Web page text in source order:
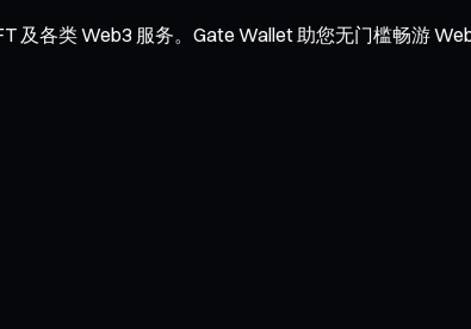
各类 Web3 服务。Gate Wallet 助您无门槛畅游